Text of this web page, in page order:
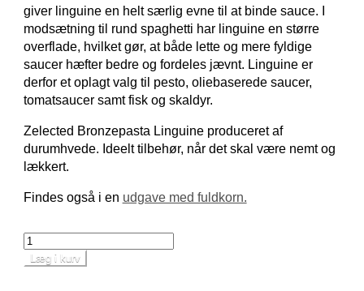
giver linguine en helt særlig evne til at binde sauce. I
modsætning til rund spaghetti har linguine en større
overflade, hvilket gør, at både lette og mere fyldige
saucer hæfter bedre og fordeles jævnt. Linguine er
derfor et oplagt valg til pesto, oliebaserede saucer,
tomatsaucer samt fisk og skaldyr.
Zelected Bronzepasta Linguine produceret af
durumhvede. Ideelt tilbehør, når det skal være nemt og
lækkert.
Findes også i en udgave med fuldkorn.
Læg i kurv